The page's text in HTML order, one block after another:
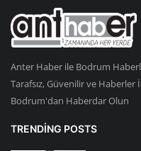
Anter Haber ile Bodrum
Tarafsız, Güvenilir ve
Bodrum'dan Haberdar Olun
TRENDING POSTS